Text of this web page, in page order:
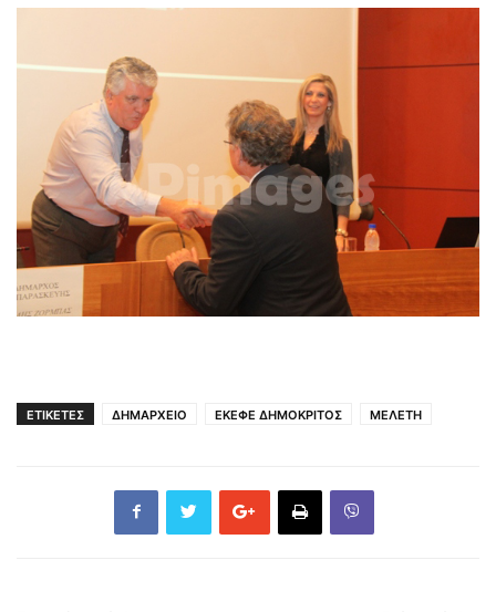
ΕΤΙΚΕΤΕΣ ΔΗΜΑΡΧΕΙΟ ΕΚΕΦΕ ΔΗΜΟΚΡΙΤΟΣ ΜΕΛΕΤΗ